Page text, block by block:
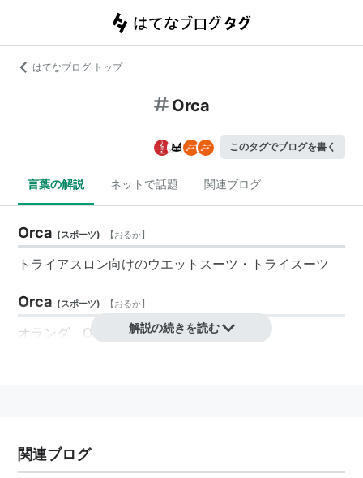
はてなブログ トップ
Orca
このタグでブログを書く
言葉の解説 ネットで話題 関連ブログ
Orca (スポーツ) 【おるか】
トライアスロン向けのウエットスーツ・トライスーツ
Orca (スポーツ) 【おるか】
オランダ、Optima社製のリカンベント。
デルという位置付け。
上ハンドル(アップハンドル)と、下ハンドル(アンダーハ
解説の続きを読む
関連ブログ